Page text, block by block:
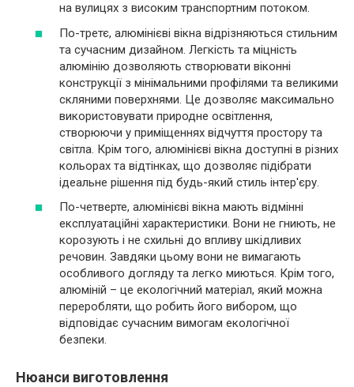
на вулицях з високим транспортним потоком.
По-третє, алюмінієві вікна відрізняються стильним
та сучасним дизайном. Легкість та міцність
алюмінію дозволяють створювати віконні
конструкції з мінімальними профілями та великими
скляними поверхнями. Це дозволяє максимально
використовувати природне освітлення,
створюючи у приміщеннях відчуття простору та
світла. Крім того, алюмінієві вікна доступні в різних
кольорах та відтінках, що дозволяє підібрати
ідеальне рішення під будь-який стиль інтер'єру.
По-четверте, алюмінієві вікна мають відмінні
експлуатаційні характеристики. Вони не гниють, не
корозують і не схильні до впливу шкідливих
речовин. Завдяки цьому вони не вимагають
особливого догляду та легко миються. Крім того,
алюміній – це екологічний матеріал, який можна
переробляти, що робить його вибором, що
відповідає сучасним вимогам екологічної
безпеки.
Нюанси виготовлення